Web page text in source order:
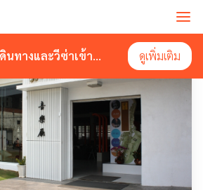
นทางและวีซ่าเข้า
ดูเพิ่มเติม
นทางและวีซ่าเข้า
ดูเพิ่มเติม